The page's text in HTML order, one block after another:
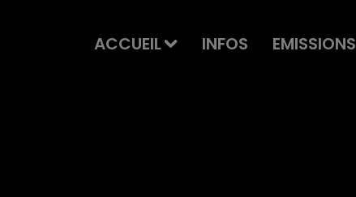
ACCUEIL INFOS EMISSIONS